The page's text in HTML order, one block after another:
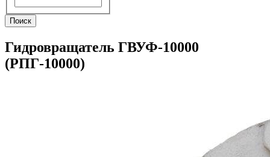
Поиск
Гидровращатель ГВУФ-10000
(РПГ-10000)